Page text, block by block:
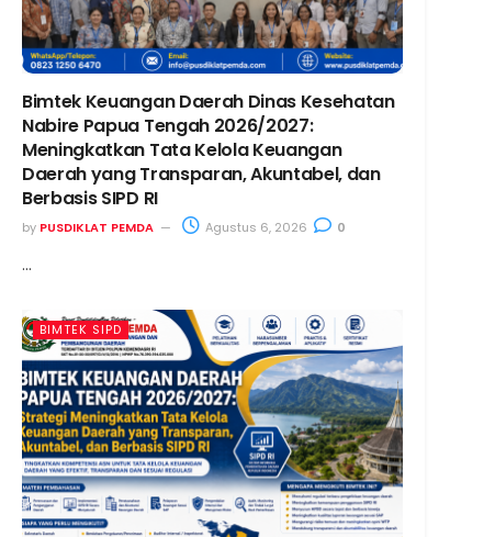
Bimtek Keuangan Daerah Dinas Kesehatan
Nabire Papua Tengah 2026/2027:
Meningkatkan Tata Kelola Keuangan
Daerah yang Transparan, Akuntabel, dan
Berbasis SIPD RI
by PUSDIKLAT PEMDA Agustus 6, 2026 0
...
BIMTEK SIPD